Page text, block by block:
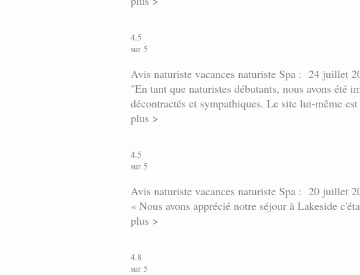
4.5
sur 5
Avis naturiste vacances naturiste Spa : 24 juillet
"En tant que naturistes débutants, nous avons été
décontractés et sympathiques. Le site lui-même
plus >
4.5
sur 5
Avis naturiste vacances naturiste Spa : 20 juillet
« Nous avons apprécié notre séjour à Lakeside
plus >
4.8
sur 5